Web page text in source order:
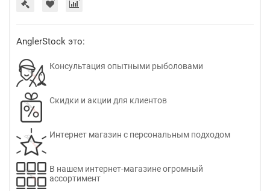
AnglerStock это:
Консультация опытными рыболовами
Скидки и акции для клиентов
Интернет магазин с персональным подходом
В нашем интернет-магазине огромный
ассортимент